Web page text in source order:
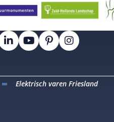
Elektrisch varen Friesland